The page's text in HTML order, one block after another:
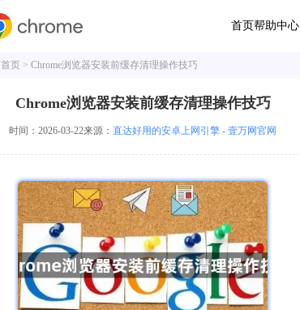
首页帮助中心
首页 > Chrome浏览器安装前缓存清理操作技巧
Chrome浏览器安装前缓存清理操作技巧
时间：2026-03-22来源： 直达好用的安卓上网引擎 - 壹万网官网